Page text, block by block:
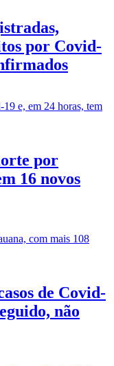
por Covid-
por
16 novos
de Covid-
não